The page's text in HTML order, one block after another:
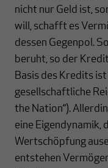
nicht nur Geld ist,
will, schafft es
dessen Gegenpol.
beruht, so der
Basis des Kredits
gesellschaftliche
the Nation“).
eine Eigendynamik,
Wertschöpfung
entstehen